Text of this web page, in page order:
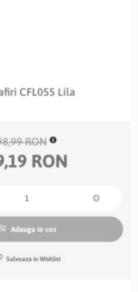
CFL055 Lila
RON
RON
Adauga in cos
Salveaza in Wishlist